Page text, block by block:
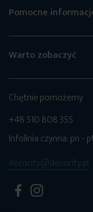
Pomocne
Warto zobaczyć
Chętnie pomożemy
+48 510 808 355
Infolinia czynna: pn -
decority@decority.pl